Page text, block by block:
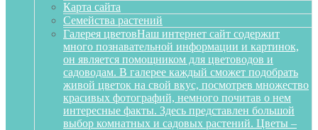
Карта сайта
Семейства растений
Галерея цветовНаш интернет сайт содержит
много познавательной информации и картинок,
он является помощником для цветоводов и
садоводам. В галерее каждый сможет подобрать
живой цветок на свой вкус, посмотрев множество
красивых фотографий, немного почитав о нем
интересные факты. Здесь представлен большой
выбор комнатных и садовых растений. Цветы –